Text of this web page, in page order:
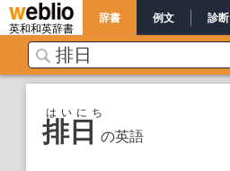
英和和英辞書
辞書 例文 診断
排日 の英語
はいにち